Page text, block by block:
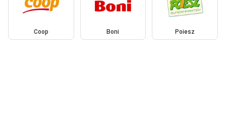
Coop Boni Poiesz